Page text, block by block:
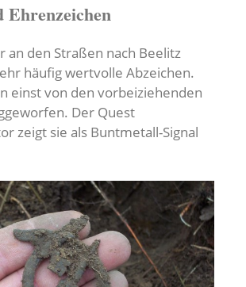
Ehrenzeichen
an den Straßen nach Beelitz
häufig wertvolle Abzeichen.
einst von den vorbeiziehenden
Der Quest
zeigt sie als Buntmetall-Signal